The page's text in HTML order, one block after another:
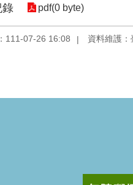
錄 pdf(0 byte)
111-07-26 16:08 資料維護